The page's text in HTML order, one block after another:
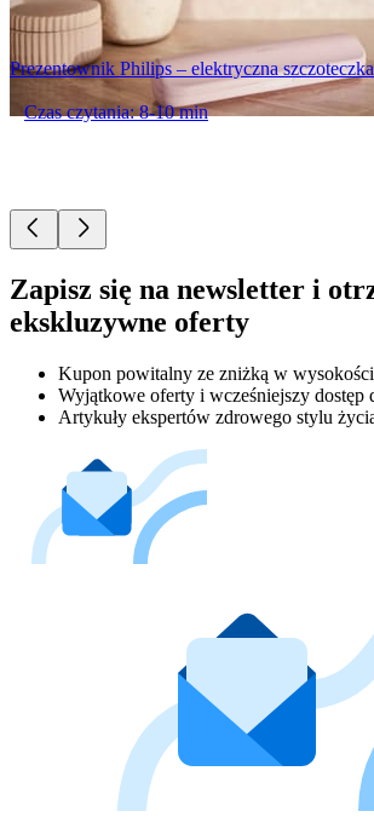
Prezentownik Philips – elektryczna
Czas czytania: 8-10 min
Zapisz się na newsletter i
ekskluzywne oferty
Kupon powitalny ze zniżką w
Wyjątkowe oferty i wcześniejszy dostęp
Artykuły ekspertów zdrowego stylu